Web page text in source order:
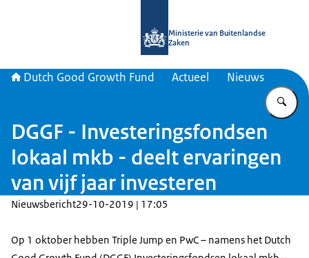
Ministerie van Buitenlandse
Zaken
Dutch Good Growth Fund Actueel Nieuws
DGGF - Investeringsfondsen
lokaal mkb - deelt ervaringen
van vijf jaar investeren
Nieuwsbericht29-10-2019 | 17:05
Op 1 oktober hebben Triple Jump en PwC – namens het Dutch